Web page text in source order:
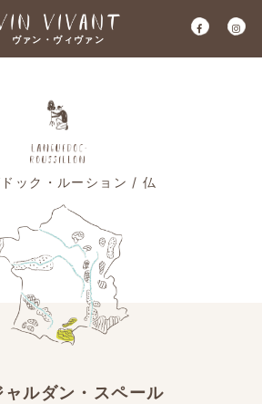
ヴァン・ヴィヴァン
ック・ルーション / 仏
ャルダン・スペール